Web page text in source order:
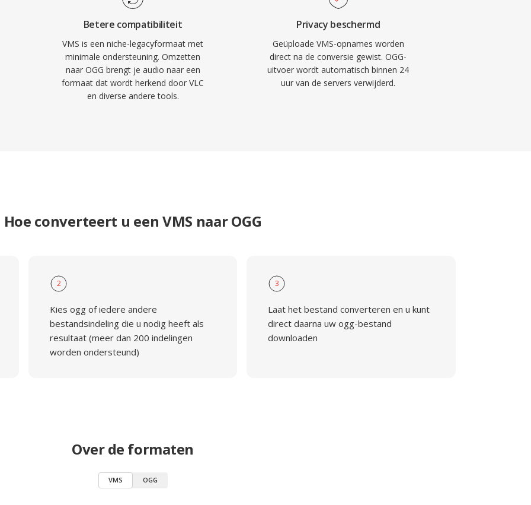
blijft in
geluidseffecten
Android bieden
Betere compatibiliteit
VMS is een niche-legacyformaat met
minimale ondersteuning. Omzetten
naar OGG brengt je audio naar een
formaat dat wordt herkend door VLC
en diverse andere tools.
Privacy beschermd
Geüploade VMS-opnames worden
direct na de conversie gewist. OGG-
uitvoer wordt automatisch binnen 24
uur van de servers verwijderd.
Hoe converteert u een VMS naar OGG
2
Kies ogg of iedere andere
bestandsindeling die u nodig heeft als
resultaat (meer dan 200 indelingen
worden ondersteund)
3
Laat het bestand converteren en u kunt
direct daarna uw ogg-bestand
downloaden
Over de formaten
VMS OGG